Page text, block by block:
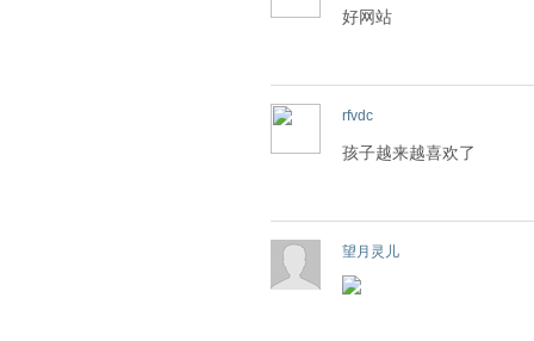
好网站
rfvdc
孩子越来越喜欢了
望月灵儿